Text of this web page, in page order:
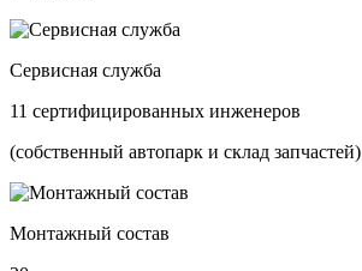
Сервисная служба
11 сертифицированных инженеров
(собственный автопарк и склад запчастей)
Монтажный состав